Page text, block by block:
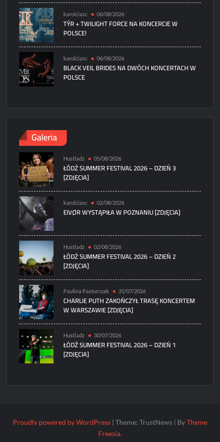
karolciasc 06/08/2026
TÝR + TWILIGHT FORCE NA KONCERCIE W
POLSCE!
karolciasc 06/08/2026
BLACK VEIL BRIDES NA DWÓCH KONCERTACH W
POLSCE
Galeria
Hustladz 05/08/2026
ŁÓDŹ SUMMER FESTIVAL 2026 – DZIEŃ 3
[ZDJĘCIA]
karolciasc 02/08/2026
EIVØR WYSTĄPIŁA W POZNANIU [ZDJĘCIA]
Hustladz 02/08/2026
ŁÓDŹ SUMMER FESTIVAL 2026 – DZIEŃ 2
[ZDJĘCIA]
Paulina Pasturczak 31/07/2026
CHARLIE PUTH ZAKOŃCZYŁ TRASĘ KONCERTEM
W WARSZAWIE [ZDJĘCIA]
Hustladz 30/07/2026
ŁÓDŹ SUMMER FESTIVAL 2026 – DZIEŃ 1
[ZDJĘCIA]
Proudly powered by WordPress | Theme: TrustNews | ByTheme
Freesia.